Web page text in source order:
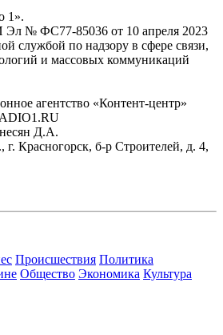
1».
Эл № ФС77-85036 от 10 апреля 2023
службой по надзору в сфере связи,
и массовых коммуникаций
агентство «Контент-центр»
Д.А.
г. Красногорск, б-р Строителей, д. 4,
Происшествия Политика
Общество Экономика Культура